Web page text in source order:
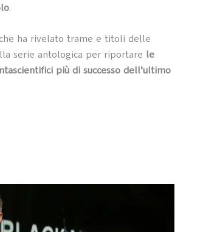
.
ha rivelato trame e titoli delle
serie antologica per riportare le
più di successo dell’ultimo